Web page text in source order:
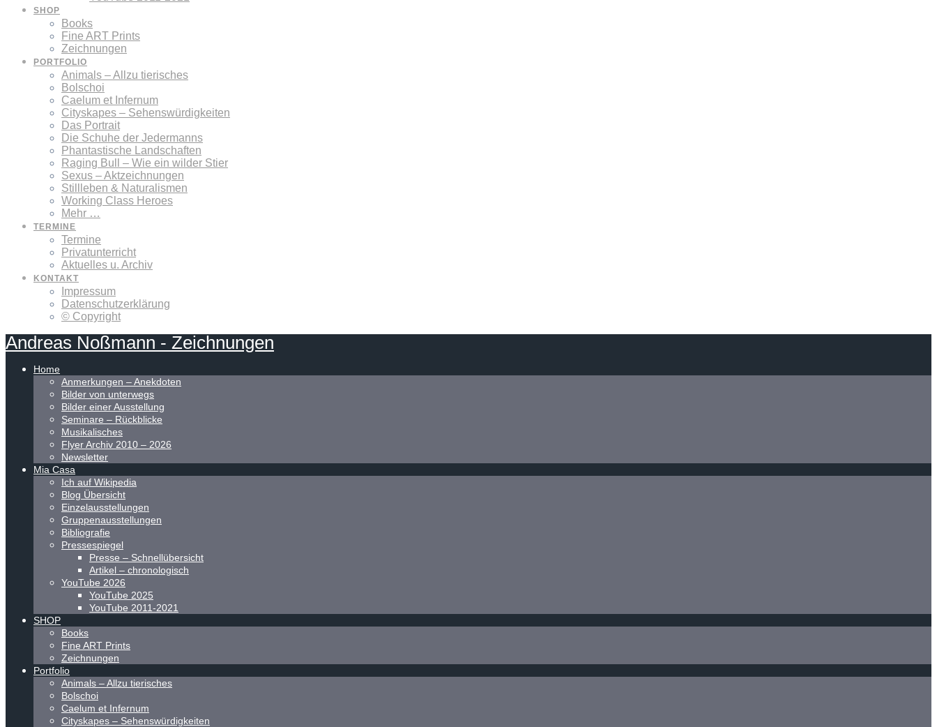
SHOP
Books
Fine ART Prints
Zeichnungen
PORTFOLIO
Animals – Allzu tierisches
Bolschoi
Caelum et Infernum
Cityskapes – Sehenswürdigkeiten
Das Portrait
Die Schuhe der Jedermanns
Phantastische Landschaften
Raging Bull – Wie ein wilder Stier
Sexus – Aktzeichnungen
Stillleben & Naturalismen
Working Class Heroes
Mehr …
TERMINE
Termine
Privatunterricht
Aktuelles u. Archiv
KONTAKT
Impressum
Datenschutzerklärung
© Copyright
Andreas Noßmann - Zeichnungen
Home
Anmerkungen – Anekdoten
Bilder von unterwegs
Bilder einer Ausstellung
Seminare – Rückblicke
Musikalisches
Flyer Archiv 2010 – 2026
Newsletter
Mia Casa
Ich auf Wikipedia
Blog Übersicht
Einzelausstellungen
Gruppenausstellungen
Bibliografie
Pressespiegel
Presse – Schnellübersicht
Artikel – chronologisch
YouTube 2026
YouTube 2025
YouTube 2011-2021
SHOP
Books
Fine ART Prints
Zeichnungen
Portfolio
Animals – Allzu tierisches
Bolschoi
Caelum et Infernum
Cityskapes – Sehenswürdigkeiten